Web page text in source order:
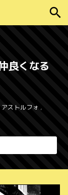
良くなる
アストルフォ ,